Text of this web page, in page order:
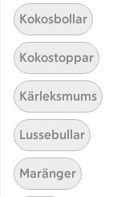
Testa att
Paella
Kokosbollar
Kokostoppar
Kärleksmums
Lussebullar
Maränger